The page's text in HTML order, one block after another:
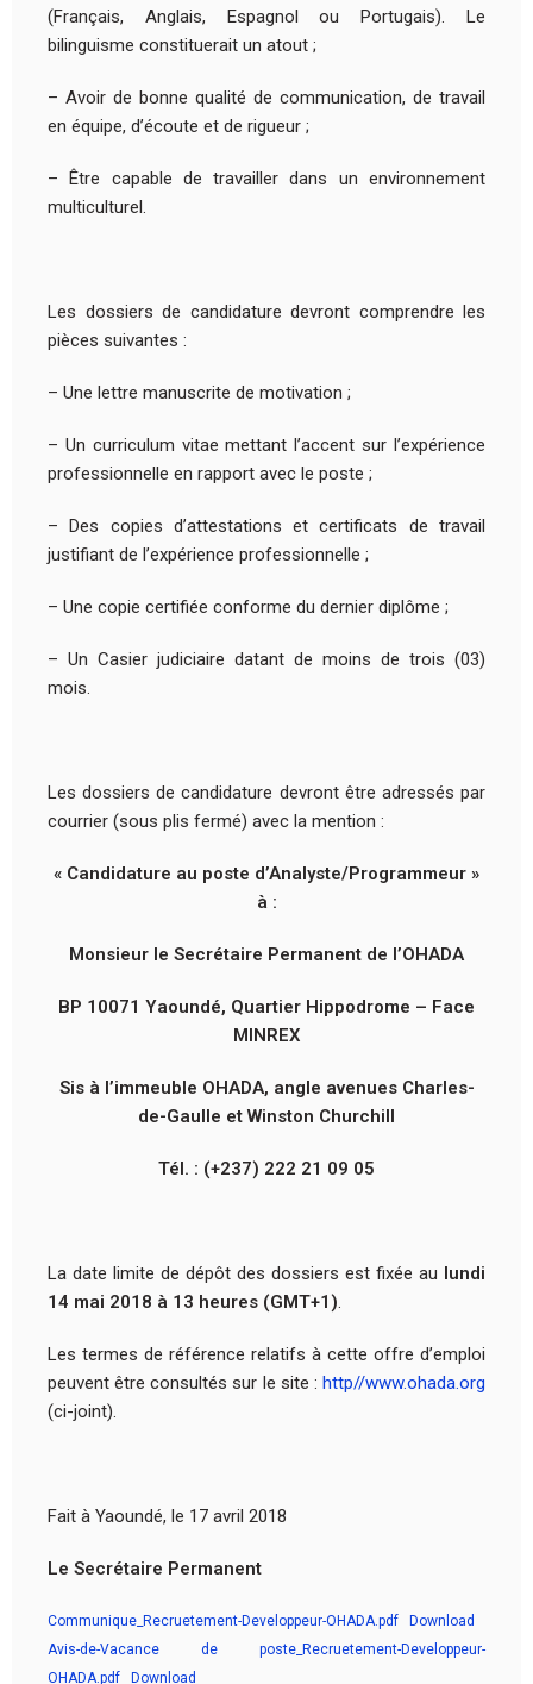
(Français, Anglais, Espagnol ou Portugais). Le
bilinguisme constituerait un atout ;
– Avoir de bonne qualité de communication, de travail
en équipe, d’écoute et de rigueur ;
– Être capable de travailler dans un environnement
multiculturel.
Les dossiers de candidature devront comprendre les
pièces suivantes :
– Une lettre manuscrite de motivation ;
– Un curriculum vitae mettant l’accent sur l’expérience
professionnelle en rapport avec le poste ;
– Des copies d’attestations et certificats de travail
justifiant de l’expérience professionnelle ;
– Une copie certifiée conforme du dernier diplôme ;
– Un Casier judiciaire datant de moins de trois (03)
mois.
Les dossiers de candidature devront être adressés par
courrier (sous plis fermé) avec la mention :
« Candidature au poste d’Analyste/Programmeur »
à :
Monsieur le Secrétaire Permanent de l’OHADA
BP 10071 Yaoundé, Quartier Hippodrome – Face
MINREX
Sis à l’immeuble OHADA, angle avenues Charles-
de-Gaulle et Winston Churchill
Tél. : (+237) 222 21 09 05
La date limite de dépôt des dossiers est fixée au lundi
14 mai 2018 à 13 heures (GMT+1).
Les termes de référence relatifs à cette offre d’emploi
peuvent être consultés sur le site : http//www.ohada.org
(ci-joint).
Fait à Yaoundé, le 17 avril 2018
Le Secrétaire Permanent
Communique_Recruetement-Developpeur-OHADA.pdf
Download
Avis-de-Vacance de poste_Recruetement-Developpeur-
OHADA.pdf
Download